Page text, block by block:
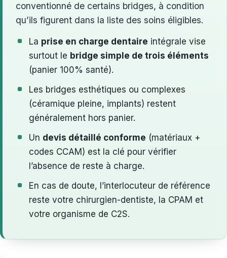
conventionné de certains bridges, à condition
qu’ils figurent dans la liste des soins éligibles.
La prise en charge dentaire intégrale vise
surtout le bridge simple de trois éléments
(panier 100% santé).
Les bridges esthétiques ou complexes
(céramique pleine, implants) restent
généralement hors panier.
Un devis détaillé conforme (matériaux +
codes CCAM) est la clé pour vérifier
l’absence de reste à charge.
En cas de doute, l’interlocuteur de référence
reste votre chirurgien-dentiste, la CPAM et
votre organisme de C2S.